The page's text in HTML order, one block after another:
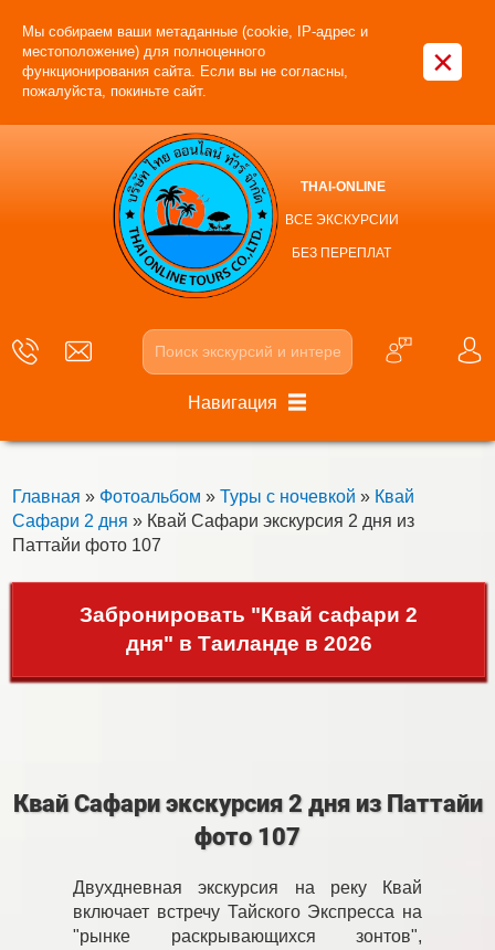
Мы собираем ваши метаданные (cookie, IP-адрес и
местоположение) для полноценного
функционирования сайта. Если вы не согласны,
пожалуйста, покиньте сайт.
×
THAI-ONLINE
ВСЕ ЭКСКУРСИИ
БЕЗ ПЕРЕПЛАТ
Навигация
Главная » Фотоальбом » Туры с ночевкой » Квай
Сафари 2 дня » Квай Сафари экскурсия 2 дня из
Паттайи фото 107
Забронировать "Квай сафари 2
дня" в Таиланде в 2026
Квай Сафари экскурсия 2 дня из Паттайи
фото 107
Двухдневная экскурсия на реку Квай
включает встречу Тайского Экспресса на
"рынке раскрывающихся зонтов",